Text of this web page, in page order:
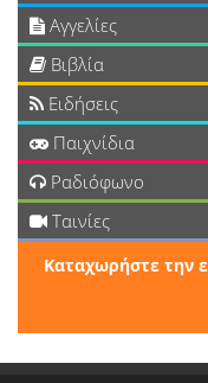
Αγγελίες
Βιβλία
Ειδήσεις
Παιχνίδια
Ραδιόφωνο
Ταινίες
Καταχωρήστε την